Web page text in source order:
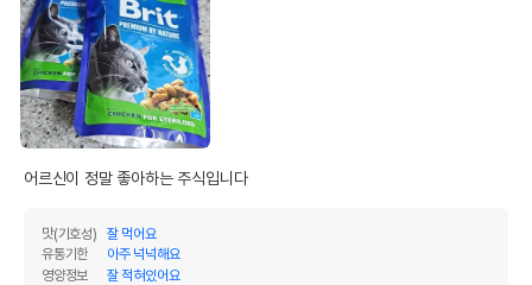
어르신이 정말 좋아하는 주식입니다
맛(기호성)
잘 먹어요
유통기한
아주 넉넉해요
영양정보
잘 적혀있어요